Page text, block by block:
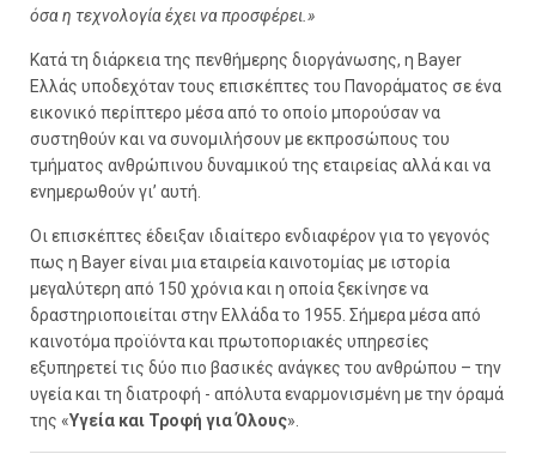
όσα η τεχνολογία έχει να προσφέρει.»
Κατά τη διάρκεια της πενθήμερης διοργάνωσης, η Bayer
Ελλάς υποδεχόταν τους επισκέπτες του Πανοράματος σε ένα
εικονικό περίπτερο μέσα από το οποίο μπορούσαν να
συστηθούν και να συνομιλήσουν με εκπροσώπους του
τμήματος ανθρώπινου δυναμικού της εταιρείας αλλά και να
ενημερωθούν γι’ αυτή.
Οι επισκέπτες έδειξαν ιδιαίτερο ενδιαφέρον για το γεγονός
πως η Bayer είναι μια εταιρεία καινοτομίας με ιστορία
μεγαλύτερη από 150 χρόνια και η οποία ξεκίνησε να
δραστηριοποιείται στην Ελλάδα το 1955. Σήμερα μέσα από
καινοτόμα προϊόντα και πρωτοποριακές υπηρεσίες
εξυπηρετεί τις δύο πιο βασικές ανάγκες του ανθρώπου – την
υγεία και τη διατροφή - απόλυτα εναρμονισμένη με την όραμά
της «Υγεία και Τροφή για Όλους».